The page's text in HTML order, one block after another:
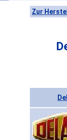
Zur